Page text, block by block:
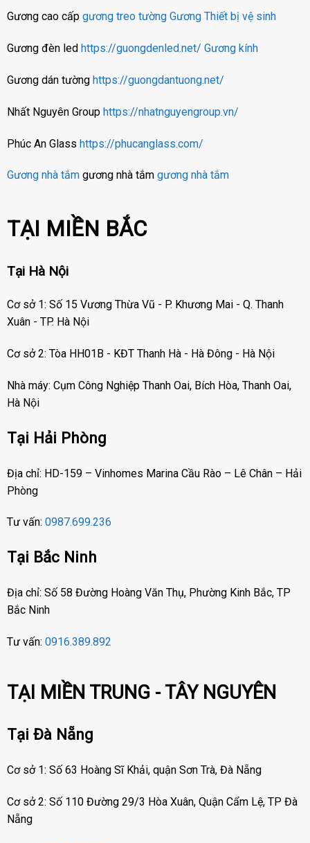
Gương cao cấp gương treo tường Gương Thiết bị vệ sinh
Gương đèn led https://guongdenled.net/ Gương kính
Gương dán tường https://guongdantuong.net/
Nhất Nguyên Group https://nhatnguyengroup.vn/
Phúc An Glass https://phucanglass.com/
Gương nhà tắmgương nhà tắm gương nhà tắm
TẠI MIỀN BẮC
Tại Hà Nội
Cơ sở 1: Số 15 Vương Thừa Vũ - P. Khương Mai - Q. Thanh
Xuân - TP. Hà Nội
Cơ sở 2: Tòa HH01B - KĐT Thanh Hà - Hà Đông - Hà Nội
Nhà máy: Cụm Công Nghiệp Thanh Oai, Bích Hòa, Thanh Oai,
Hà Nội
Tại Hải Phòng
Địa chỉ: HD-159 – Vinhomes Marina Cầu Rào – Lê Chân – Hải
Phòng
Tư vấn: 0987.699.236
Tại Bắc Ninh
Địa chỉ: Số 58 Đường Hoàng Văn Thụ, Phường Kinh Bắc, TP
Bắc Ninh
Tư vấn: 0916.389.892
TẠI MIỀN TRUNG - TÂY NGUYÊN
Tại Đà Nẵng
Cơ sở 1: Số 63 Hoàng Sĩ Khải, quận Sơn Trà, Đà Nẵng
Cơ sở 2: Số 110 Đường 29/3 Hòa Xuân, Quận Cẩm Lệ, TP Đà
Nẵng